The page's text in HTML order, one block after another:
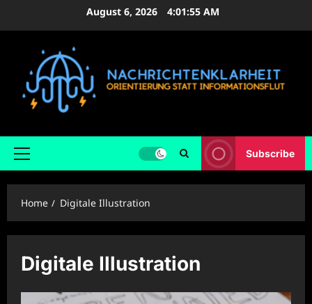
August 6, 2026 4:01:56 AM
Primary
Subscribe
Home Digitale Illustration
Digitale Illustration